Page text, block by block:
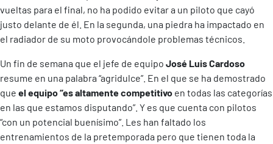
vueltas para el final, no ha podido evitar a un piloto que cayó
justo delante de él. En la segunda, una piedra ha impactado en
el radiador de su moto provocándole problemas técnicos.
Un fin de semana que el jefe de equipo José Luis Cardoso
resume en una palabra “agridulce”. En el que se ha demostrado
que el equipo “es altamente competitivo en todas las categorías
en las que estamos disputando”. Y es que cuenta con pilotos
“con un potencial buenísimo”. Les han faltado los
entrenamientos de la pretemporada pero que tienen toda la